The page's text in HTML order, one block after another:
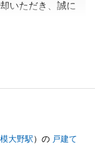
いただき、誠に
た。
社にてフルリフ
動を行ってまい
ある不動産だっ
了しましたら、
大野駅）の 戸建て